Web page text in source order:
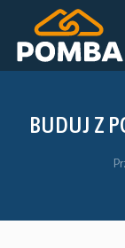
BUDUJ Z